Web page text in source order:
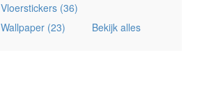
Vloerstickers (36)
Wallpaper (23) Bekijk alles